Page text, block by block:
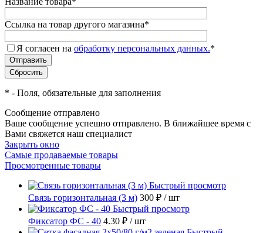
Ссылка на товар другого магазина*
Я согласен на обработку персональных данных.*
* - Поля, обязательные для заполнения
Сообщение отправлено
Ваше сообщение успешно отправлено. В ближайшее время с
Вами свяжется наш специалист
Закрыть окно
Самые продаваемые товары
Просмотренные товары
Быстрый просмотр
Связь горизонтальная (3 м) 300 ₽ / шт
Быстрый просмотр
Фиксатор ФС - 40 4.30 ₽ / шт